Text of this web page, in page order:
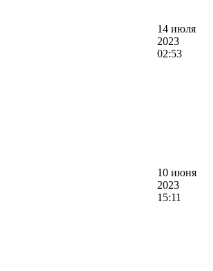
14 июля
2023
02:53
10 июня
2023
15:11